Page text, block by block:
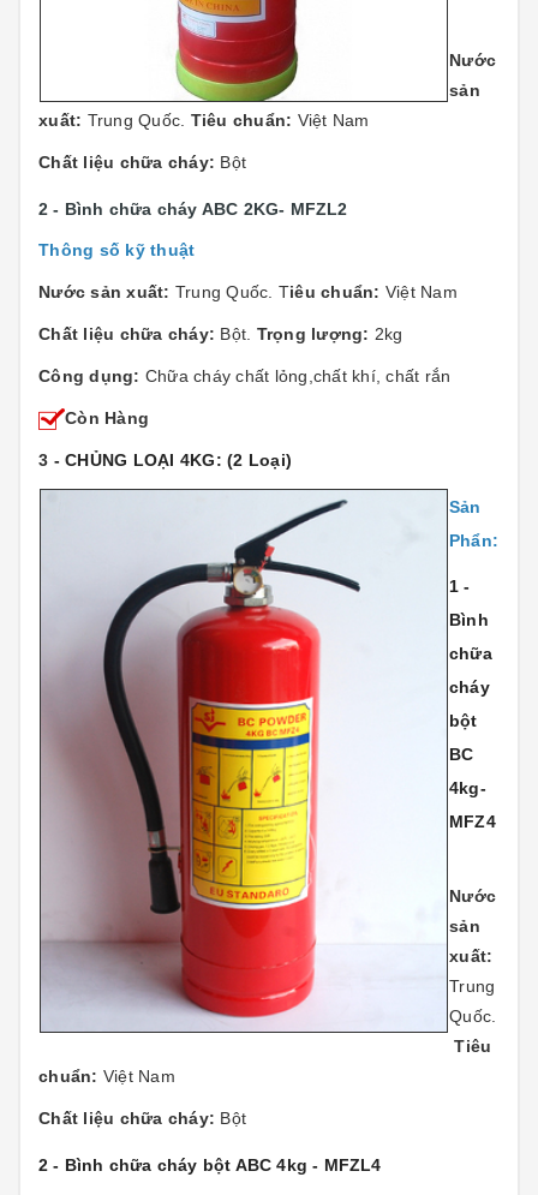
Nước
sản
xuất: Trung Quốc. Tiêu chuẩn: Việt Nam
Chất liệu chữa cháy: Bột
2 - Bình chữa cháy ABC 2KG- MFZL2
Thông số kỹ thuật
Nước sản xuất: Trung Quốc. Tiêu chuẩn: Việt Nam
Chất liệu chữa cháy: Bột. Trọng lượng: 2kg
Công dụng: Chữa cháy chất lỏng,chất khí, chất rắn
Còn Hàng
3 - CHỦNG LOẠI 4KG: (2 Loại)
Sản
Phẩn:
1 -
Bình
chữa
cháy
bột
BC
4kg-
MFZ4
Nước
sản
xuất:
Trung
Quốc.
Tiêu
chuẩn: Việt Nam
Chất liệu chữa cháy: Bột
2 - Bình chữa cháy bột ABC 4kg - MFZL4